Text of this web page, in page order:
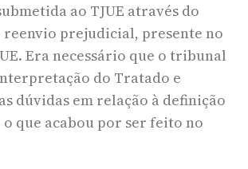
ao TJUE através do
reenvio prejudicial, presente no
Era necessário que o tribunal
do Tratado e
dúvidas em relação à definição
o que acabou por ser feito no